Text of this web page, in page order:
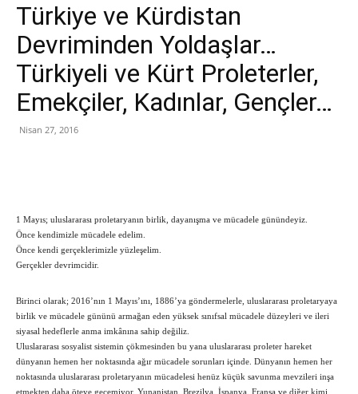
Türkiye ve Kürdistan
Devriminden Yoldaşlar…
Türkiyeli ve Kürt Proleterler,
Emekçiler, Kadınlar, Gençler…
Nisan 27, 2016
1 Mayıs; uluslararası proletaryanın birlik, dayanışma ve mücadele günündeyiz.
Önce kendimizle mücadele edelim.
Önce kendi gerçeklerimizle yüzleşelim.
Gerçekler devrimcidir.
Birinci olarak; 2016’nın 1 Mayıs’ını, 1886’ya göndermelerle, uluslararası proletaryaya
birlik ve mücadele gününü armağan eden yüksek sınıfsal mücadele düzeyleri ve ileri
siyasal hedeflerle anma imkânına sahip değiliz.
Uluslararası sosyalist sistemin çökmesinden bu yana uluslararası proleter hareket
dünyanın hemen her noktasında ağır mücadele sorunları içinde. Dünyanın hemen her
noktasında uluslararası proletaryanın mücadelesi henüz küçük savunma mevzileri inşa
etmekten daha öteye geçemiyor. Yunanistan, Brezilya, İspanya, Fransa ve diğer kimi